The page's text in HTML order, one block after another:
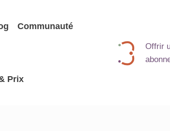
Communauté
Prix
Offrir